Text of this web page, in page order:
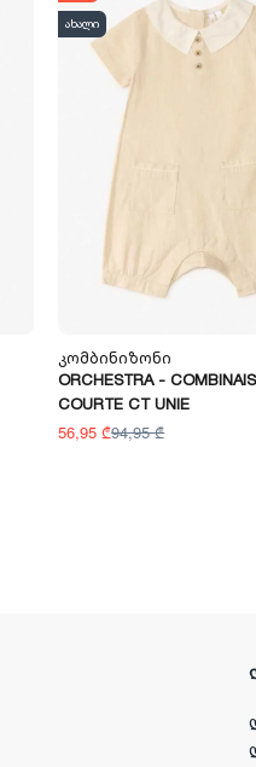
ახალი
Კომბინიზონი
ORCHESTRA -
COURTE CT UNIE
56,95 ₾94,95 ₾